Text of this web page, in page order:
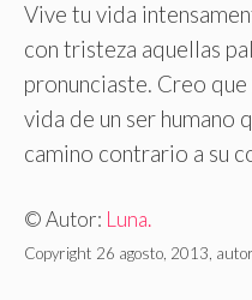
Vive tu vida
con tristeza aquellas
pronunciaste. Creo
vida de un ser humano
camino contrario a su
© Autor: Luna.
Copyright 26 agosto, 2013,